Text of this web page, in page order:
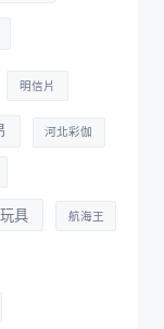
明信片
河北彩伽
具 航海王